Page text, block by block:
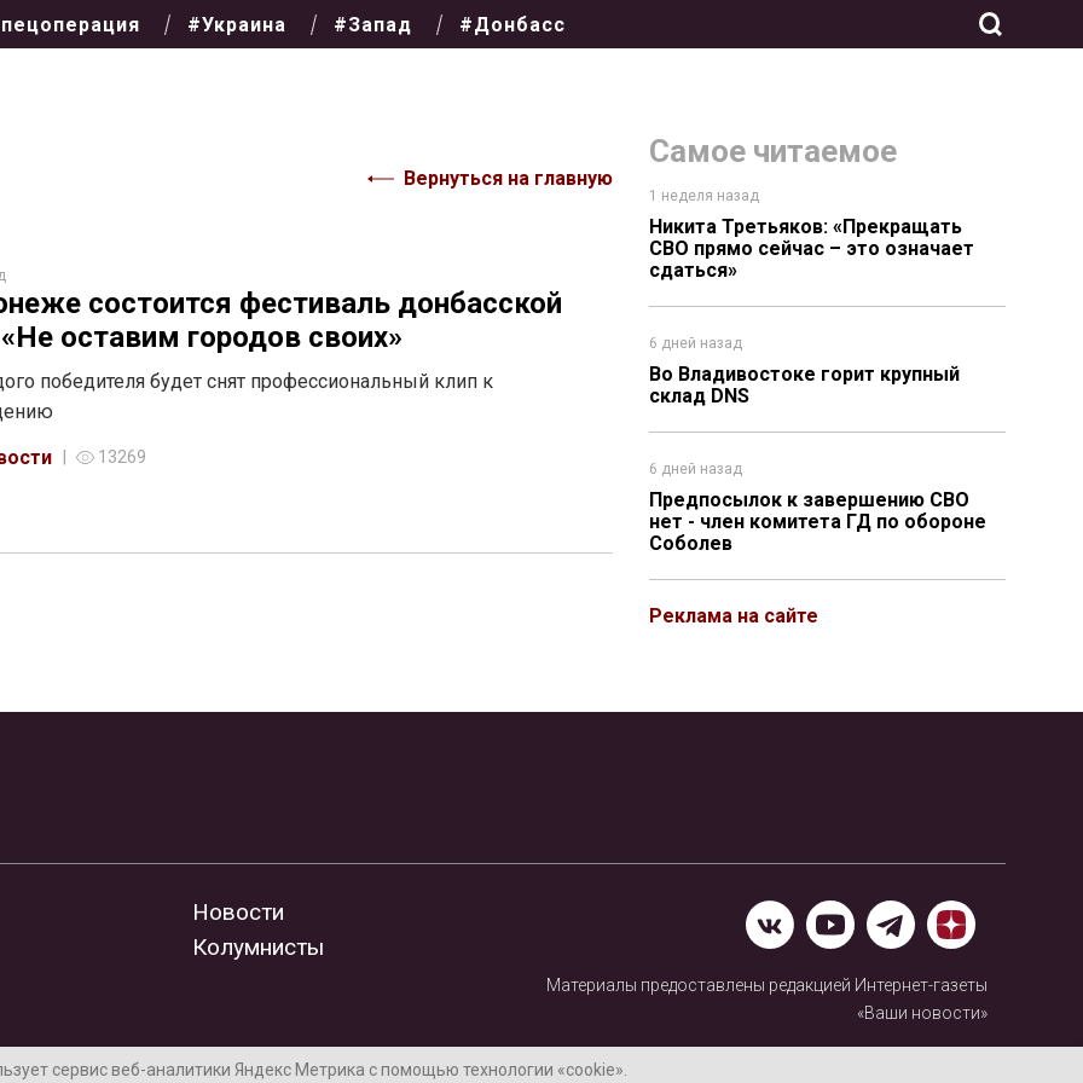
#Украина #Запад #Донбасс
Вернуться на главную
состоится фестиваль донбасской
оставим городов своих»
победителя будет снят профессиональный клип к
13269
Самое читаемое
1 неделя назад
Никита Третьяков: «Прекращать
СВО прямо сейчас – это означает
сдаться»
6 дней назад
Во Владивостоке горит крупный
склад DNS
6 дней назад
Предпосылок к завершению СВО
нет - член комитета ГД по обороне
Соболев
Реклама на сайте
Новости
Колумнисты
Материалы предоставлены редакцией Интернет-газеты
«Ваши новости»
Нашли ошибку? Выделите ее и нажмите Ctrl+Enter
сервис веб-аналитики Яндекс Метрика с помощью технологии «cookie».